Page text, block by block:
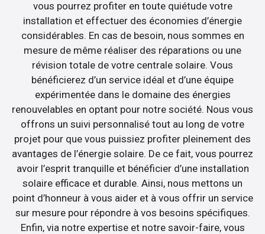
vous pourrez profiter en toute quiétude votre
installation et effectuer des économies d’énergie
considérables. En cas de besoin, nous sommes en
mesure de même réaliser des réparations ou une
révision totale de votre centrale solaire. Vous
bénéficierez d’un service idéal et d’une équipe
expérimentée dans le domaine des énergies
renouvelables en optant pour notre société. Nous vous
offrons un suivi personnalisé tout au long de votre
projet pour que vous puissiez profiter pleinement des
avantages de l’énergie solaire. De ce fait, vous pourrez
avoir l’esprit tranquille et bénéficier d’une installation
solaire efficace et durable. Ainsi, nous mettons un
point d’honneur à vous aider et à vous offrir un service
sur mesure pour répondre à vos besoins spécifiques.
Enfin, via notre expertise et notre savoir-faire, vous